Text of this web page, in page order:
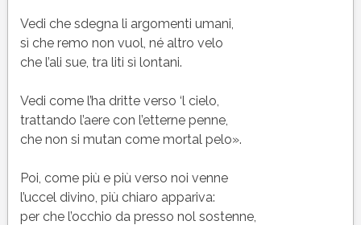
Vedi che sdegna li argomenti umani,
sì che remo non vuol, né altro velo
che l’ali sue, tra liti sì lontani.
Vedi come l’ha dritte verso ‘l cielo,
trattando l’aere con l’etterne penne,
che non si mutan come mortal pelo».
Poi, come più e più verso noi venne
l’uccel divino, più chiaro appariva:
per che l’occhio da presso nol sostenne,